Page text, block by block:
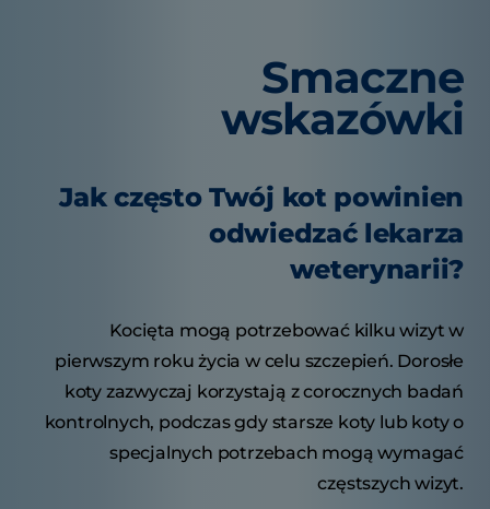
Smaczne
wskazówki
Jak często Twój kot powinien
odwiedzać lekarza
weterynarii?
Kocięta mogą potrzebować kilku wizyt w
pierwszym roku życia w celu szczepień. Dorosłe
koty zazwyczaj korzystają z corocznych badań
kontrolnych, podczas gdy starsze koty lub koty o
specjalnych potrzebach mogą wymagać
częstszych wizyt.